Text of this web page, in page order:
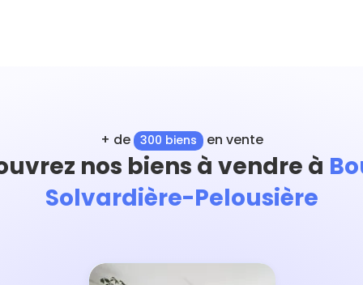
+ de 300 biens en vente
nos biens à vendre à
Solvardière-Pelousière